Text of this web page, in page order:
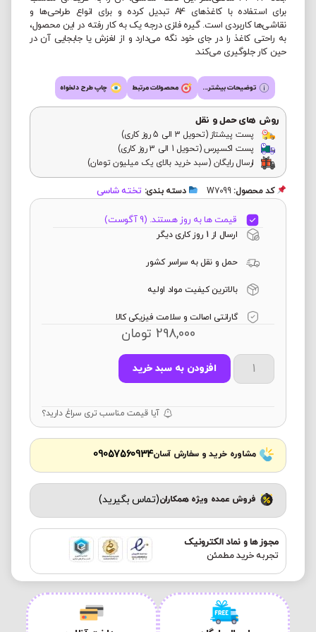
برای استفاده با کاغذهای A4 تبدیل کرده و برای انواع طراحی‌ها و
نقاشی‌ها کاربردی است. گیره فلزی درجه یک به کار رفته در این محصول،
به راحتی کاغذ را در جای خود نگه می‌دارد و از لغزش یا جابجایی آن در
حین کار جلوگیری می‌کند.
توضیحات بیشتر... محصولات مرتبط چاپ طرح دلخواه
روش های حمل و نقل
پست پیشتاز (تحویل 3 الی 5 روز کاری)
پست اکسپرس (تحویل 1 الی 3 روز کاری)
ارسال رایگان (سبد خرید بالای یک میلیون تومان)
کد محصول: W7099 دسته بندی: تخته شاسی
قیمت ها به روز هستند. (9 آگوست)
ارسال از 1 روز کاری دیگر
حمل و نقل به سراسر کشور
بالاترین کیفیت مواد اولیه
گارانتی اصالت و سلامت فیزیکی کالا
298,000 تومان
افزودن به سبد خرید
آیا قیمت مناسب تری سراغ دارید؟
مشاوره خرید و سفارش آسان09057560934
فروش عمده ویژه همکاران(تماس بگیرید)
مجوز ها و نماد الکترونیک
تجربه خرید مطمئن